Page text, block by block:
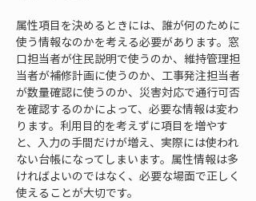
属性項目を決めるときには、誰が何のために
使う情報なのかを考える必要があります。窓
口担当者が住民説明で使うのか、維持管理担
当者が補修計画に使うのか、工事発注担当者
が数量確認に使うのか、災害対応で通行可否
を確認するのかによって、必要な情報は変わ
ります。利用目的を考えずに項目を増やす
と、入力の手間だけが増え、実際には使われ
ない台帳になってしまいます。属性情報は多
ければよいのではなく、必要な場面で正しく
使えることが大切です。